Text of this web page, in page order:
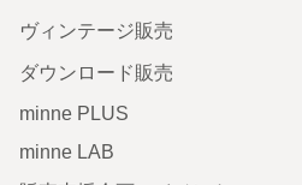
ヴィンテージ販売
ダウンロード販売
minne PLUS
minne LAB